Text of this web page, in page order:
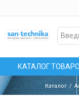
КАТАЛОГ
Каталог